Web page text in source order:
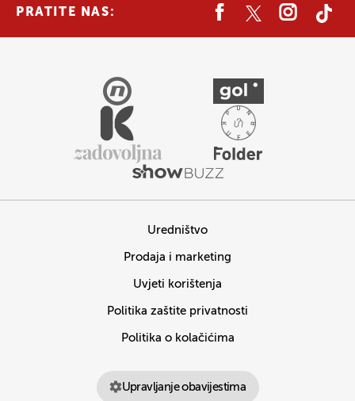
PRATITE NAS:
Uredništvo
Prodaja i marketing
Uvjeti korištenja
Politika zaštite privatnosti
Politika o kolačićima
Upravljanje obavijestima